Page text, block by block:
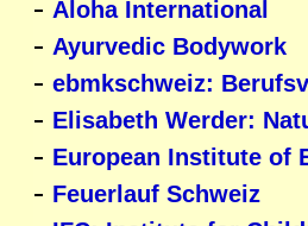
- Aloha International
- Ayurvedic Bodywork
- ebmkschweiz:
- Elisabeth Werder:
- European Institute of
- Feuerlauf Schweiz